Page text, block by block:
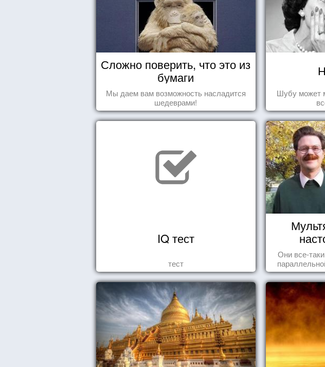
Сложно поверить, что это из
бумаги
Мы даем вам возможность насладится
шедеврами!
Шубу может
IQ тест
тест
Они все-